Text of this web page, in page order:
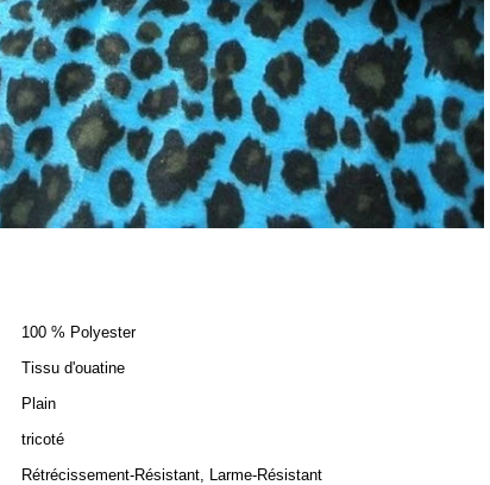
100 % Polyester
Tissu d'ouatine
Plain
tricoté
Rétrécissement-Résistant, Larme-Résistant